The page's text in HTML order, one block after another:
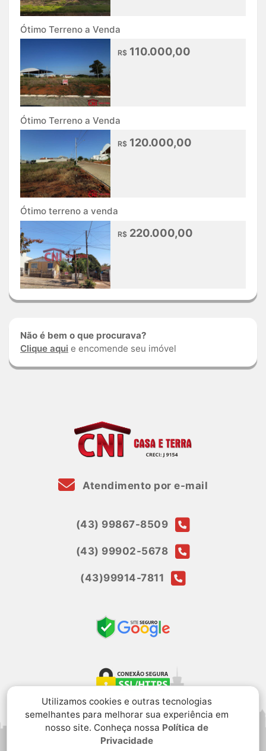
Utilizamos cookies e outras tecnologias
semelhantes para melhorar sua experiência em
nosso site. Conheça nossa Política de
Privacidade
Ótimo Terreno a Venda
R$ 110.000,00
Ótimo Terreno a Venda
R$ 120.000,00
Ótimo terreno a venda
R$ 220.000,00
Não é bem o que procurava?
Clique aqui e encomende seu imóvel
Atendimento por e-mail
(43) 99867-8509
(43) 99902-5678
(43)99914-7811